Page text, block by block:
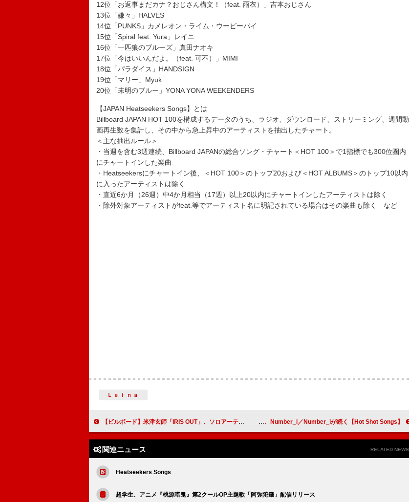
12位「お返事まだカナ？おじさん構文！（feat. 雨衣）」吉本おじさん
13位「嫌々」HALVES
14位「PUNKS」カメレオン・ライム・ウーピーパイ
15位「Spiral feat. Yura」レイニ
16位「一匹狼のブルーズ」真田ナオキ
17位「今はいいんだよ。（feat. 可不）」MIMI
18位「パラダイス」HANDSIGN
19位「マリー」Myuk
20位「未明のブルー」YONA YONA WEEKENDERS
【JAPAN Heatseekers Songs】とは
Billboard JAPAN HOT 100を構成するデータのうち、ラジオ、ダウンロード、ストリーミング、週間動
画再生数を集計し、その中から急上昇中のアーティストを抽出したチャート。
＜主な抽出ルール＞
・当週を含む3週連続、Billboard JAPANの総合ソング・チャート＜HOT 100＞で1指標でも300位圏内
にチャートインした楽曲
・Heatseekersにチャートイン後、＜HOT 100＞のトップ20および＜HOT ALBUMS＞のトップ10以内
に入ったアーティストは除く
・直近6か月（26週）中4か月相当（17週）以上20以内にチャートインしたアーティストは除く
・除外対象アーティストがfeat.等でアーティスト名に明記されている場合はその楽曲も除く など
Ｌｅｉｎａ
【ビルボード】米津玄師「IRIS OUT」、ソロアーティスト史上最多週間再生数を記録しストリーミング・ソング首位奪取 【Hot Shot Songs】米津玄師「IRIS OUT」3指標トップで首位、Number_i／Number_iが続く
関連ニュース RELATED NEWS
Heatseekers Songs
超学生、アニメ『桃源暗鬼』第2クールOP主題歌「阿弥陀籤」配信リリース